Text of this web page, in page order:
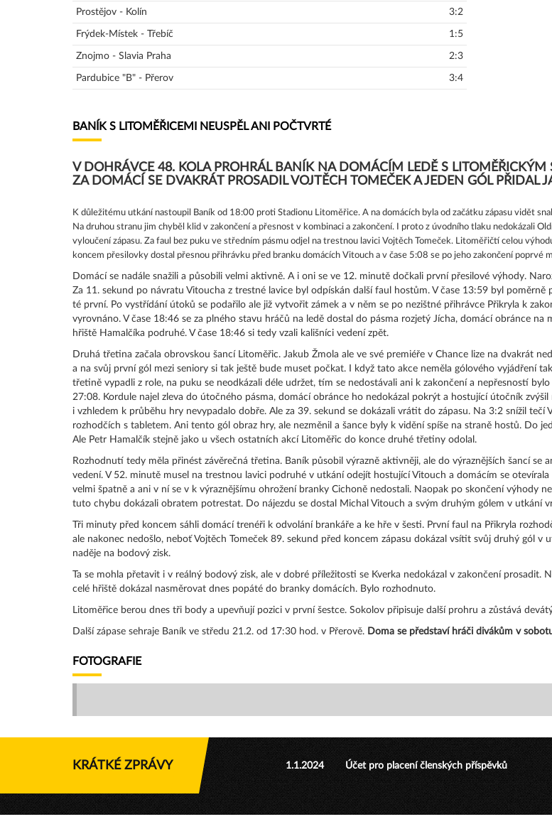
Prostějov - Kolín 3:2
Frýdek-Místek - Třebíč 1:5
Znojmo - Slavia Praha 2:3
Pardubice "B" - Přerov 3:4
BANÍK S LITOMĚŘICEMI NEUSPĚL ANI POČTVRTÉ
V DOHRÁVCE 48. KOLA PROHRÁL BANÍK NA DOMÁCÍM LEDĚ S
ZA DOMÁCÍ SE DVAKRÁT PROSADIL VOJTĚCH TOMEČEK A JEDEN GÓL PŘIDAL
K důležitému utkání nastoupil Baník od 18:00 proti Stadionu Litoměřice. A na domácích byla od začátku zápasu vidět
Na druhou stranu jim chyběl klid v zakončení a přesnost v kombinaci a zakončení. I proto z úvodního tlaku nedokázali
vyloučení zápasu. Za faul bez puku ve středním pásmu odjel na trestnou lavici Vojtěch Tomeček. Litoměřičtí celou
koncem přesilovky dostal přesnou přihrávku před branku domácích Vitouch a v čase 5:08 se po jeho zakončení poprvé
Domácí se nadále snažili a působili velmi aktivně. A i oni se ve 12. minutě dočkali první přesilové výhody.
Za 11. sekund po návratu Vitoucha z trestné lavice byl odpískán další faul hostům. V čase 13:59 byl
té první. Po vystřídání útoků se podařilo ale již vytvořit zámek a v něm se po nezištné přihrávce Přikryla k
vyrovnáno. V čase 18:46 se za plného stavu hráčů na ledě dostal do pásma rozjetý Jícha, domácí obránce
hřiště Hamalčíka podruhé. V čase 18:46 si tedy vzali kališníci vedení zpět.
Druhá třetina začala obrovskou šancí Litoměřic. Jakub Žmola ale ve své premiéře v Chance lize na dvakrát
a na svůj první gól mezi seniory si tak ještě bude muset počkat. I když tato akce neměla gólového vyjádření
třetině vypadli z role, na puku se neodkázali déle udržet, tím se nedostávali ani k zakončení a nepřesností
27:08. Kordule najel zleva do útočného pásma, domácí obránce ho nedokázal pokrýt a hostující útočník
i vzhledem k průběhu hry nevypadalo dobře. Ale za 39. sekund se dokázali vrátit do zápasu. Na 3:2 snížil
rozhodčích s tabletem. Ani tento gól obraz hry, ale nezměnil a šance byly k vidění spíše na straně hostů. Do
Ale Petr Hamalčík stejně jako u všech ostatních akcí Litoměřic do konce druhé třetiny odolal.
Rozhodnutí tedy měla přinést závěrečná třetina. Baník působil výrazně aktivněji, ale do výraznějších šancí se
vedení. V 52. minutě musel na trestnou lavici podruhé v utkání odejít hostující Vitouch a domácím se
velmi špatně a ani v ní se v k výraznějšímu ohrožení branky Cichoně nedostali. Naopak po skončení výhody
tuto chybu dokázali obratem potrestat. Do nájezdu se dostal Michal Vitouch a svým druhým gólem v utkání
Tři minuty před koncem sáhli domácí trenéři k odvolání brankáře a ke hře v šesti. První faul na Přikryla
ale nakonec nedošlo, neboť Vojtěch Tomeček 89. sekund před koncem zápasu dokázal vsítit svůj druhý gól
naděje na bodový zisk.
Ta se mohla přetavit i v reálný bodový zisk, ale v dobré příležitosti se Kverka nedokázal v zakončení
celé hřiště dokázal nasměrovat dnes popáté do branky domácích. Bylo rozhodnuto.
Litoměřice berou dnes tři body a upevňují pozici v první šestce. Sokolov připisuje další prohru a zůstává
Další zápase sehraje Baník ve středu 21.2. od 17:30 hod. v Přerově. Doma se představí hráči divákům v
FOTOGRAFIE
KRÁTKÉ ZPRÁVY 1.1.2024 Účet pro placení členských příspěvků